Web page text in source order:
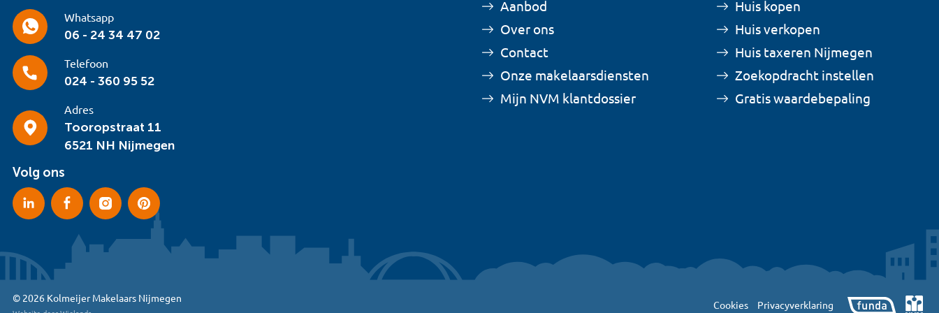
Whatsapp
06 - 24 34 47 02
Telefoon
024 - 360 95 52
Adres
Tooropstraat 11
6521 NH Nijmegen
Volg ons
Aanbod
Over ons
Contact
Onze makelaarsdiensten
Mijn NVM klantdossier
Huis kopen
Huis verkopen
Huis taxeren Nijmegen
Zoekopdracht instellen
Gratis waardebepaling
© 2026 Kolmeijer Makelaars Nijmegen
Cookies Privacyverklaring